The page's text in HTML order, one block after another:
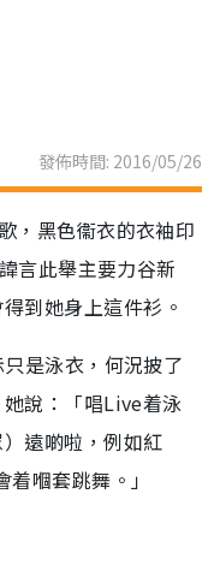
發佈時間: 2016/05/26
，黑色衞衣的衣袖印
言此舉主要力谷新
到她身上這件衫。
是泳衣，何況披了
說：「唱Live着泳
遠啲啦，例如紅
嗰套跳舞。」